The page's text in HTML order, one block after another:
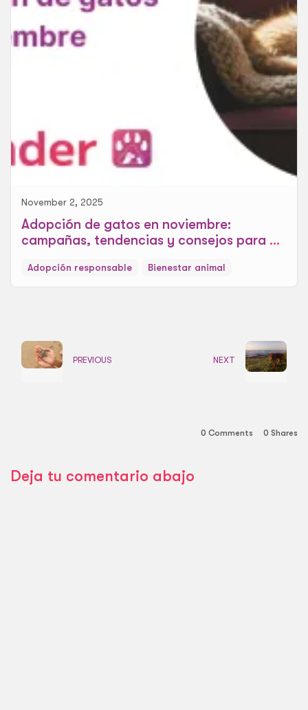
November 2, 2025
Adopción de gatos en noviembre:
campañas, tendencias y consejos para un
Adopción responsable Bienestar animal
PREVIOUS NEXT
0 Comments 0 Shares
Deja tu comentario abajo